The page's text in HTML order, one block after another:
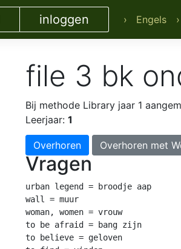
inloggen › Engels
file 3 bk
Bij methode Library jaar 1
Leerjaar: 1
Overhoren Overhoren met
Vragen
urban legend = broodje aap
wall = muur
woman, women = vrouw
to be afraid = bang zijn
to believe = geloven